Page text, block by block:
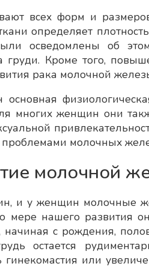
всех форм и
определяет
осведомлены об
груди. Кроме того,
рака молочной
многих женщин они
молочных
молочной
и у женщин молочные
мере нашего развития
начиная с рождения,
остается
гинекомастия или
Понравилось
профессионализм,
отвечает на все
нужные…